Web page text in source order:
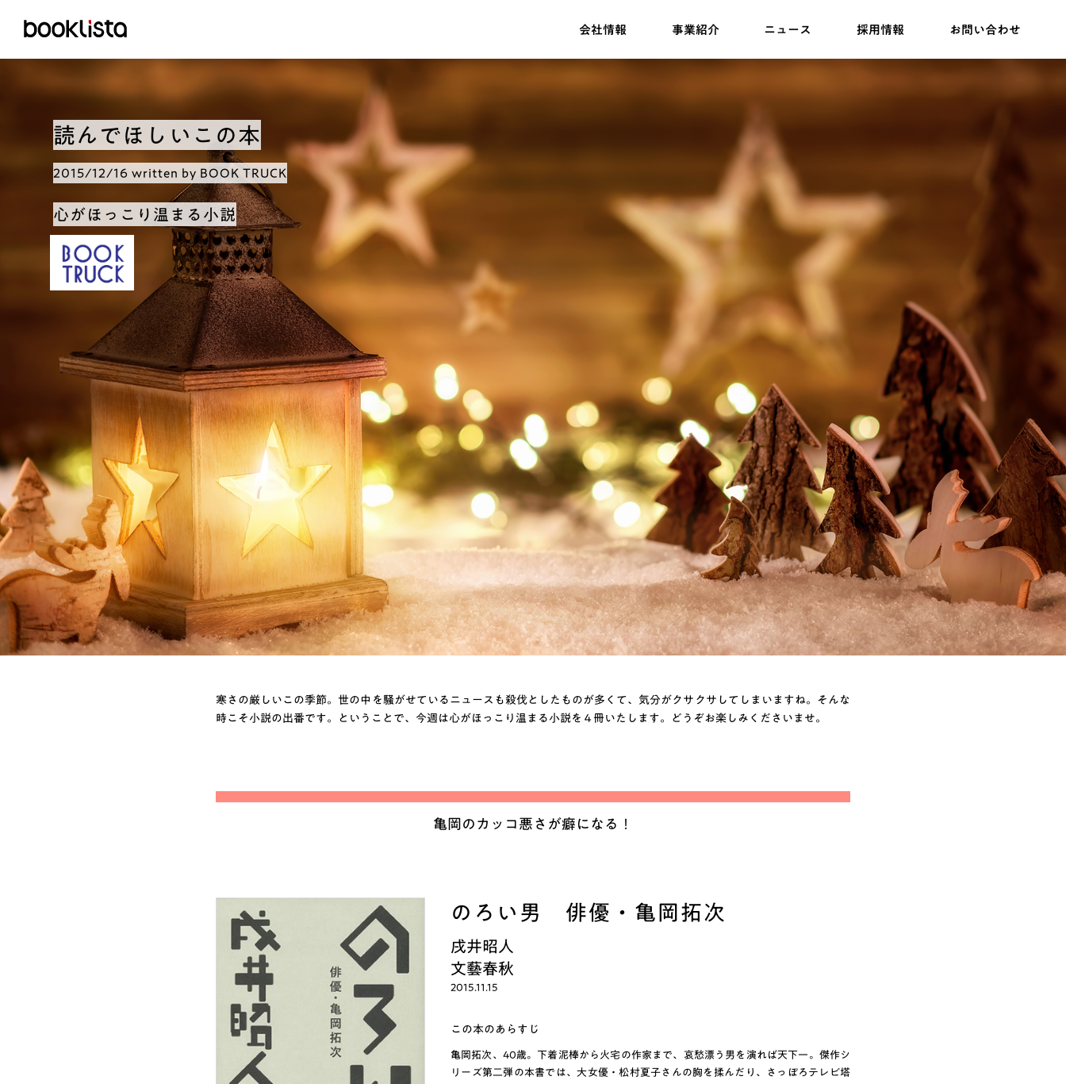
会社情報 事業紹介 ニュース 採用情報 お問い合わせ
読んでほしいこの本
2015/12/16 written by BOOK TRUCK
心がほっこり温まる小説
寒さの厳しいこの季節。世の中を騒がせているニュースも殺伐としたものが多くて、気分がクサクサしてしまいますね。そんな
時こそ小説の出番です。ということで、今週は心がほっこり温まる小説を４冊いたします。どうぞお楽しみくださいませ。
亀岡のカッコ悪さが癖になる！
のろい男 俳優・亀岡拓次
戌井昭人
文藝春秋
2015.11.15
この本のあらすじ
亀岡拓次、40歳。下着泥棒から火宅の作家まで、哀愁漂う男を演れば天下一。傑作シ
リーズ第二弾の本書では、大女優・松村夏子さんの胸を揉んだり、さっぽろテレビ塔